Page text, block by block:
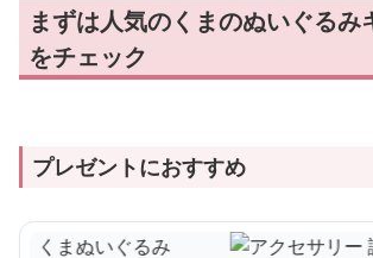
まずは人気のくまのぬいぐるみ
をチェック
プレゼントにおすすめ